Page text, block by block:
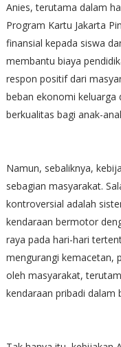
Anies, terutama dalam
Program Kartu Jakarta
finansial kepada siswa
membantu biaya
respon positif dari
beban ekonomi keluarga
berkualitas bagi anak-
Namun, sebaliknya,
sebagian masyarakat.
kontroversial adalah
kendaraan bermotor
raya pada hari-hari
mengurangi kemacetan,
oleh masyarakat,
kendaraan pribadi dalam